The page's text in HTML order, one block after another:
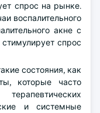
спрос на рынке.
воспалительного
акне с
стимулирует спрос
состояния, как
которые часто
и системные